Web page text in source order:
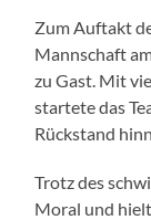
Zum Auftakt
Mannschaft
zu Gast. Mit
startete das
Rückstand
Trotz des
Moral und